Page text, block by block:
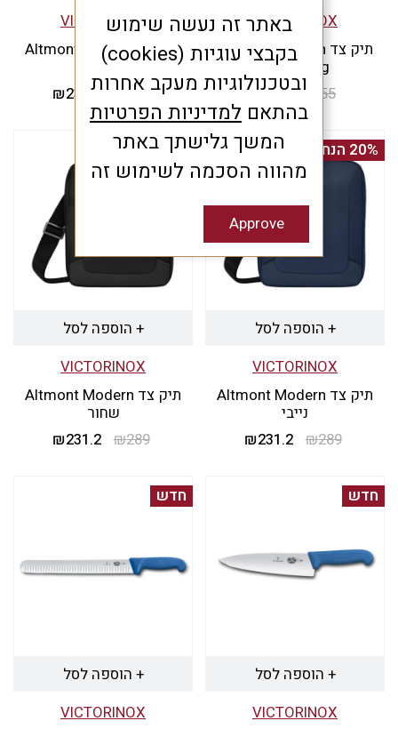
VICTORINOX
תיק צד Altmont Modern
Sling שחור
₪
355
המחיר
המקורי
היה:
₪355.
₪284
המחיר
הנוכחי
הוא:
₪284.
VICTORINOX
תיק צד Altmont Modern
אבן
₪ 289
המחיר
המקורי
₪289.
₪231.2
20% הנחה
+ הוספה לסל
VICTORINOX
תיק צד Altmont Modern
נייבי
₪289
המחיר₪231.2
₪231.2.
20% הנחה
+ הוספה לסל
VICTORINOX
תיק צד Altmont Modern
שחור
₪289
המחיר₪231.2
חדש
+ הוספה לסל
VICTORINOX
חדש
+ הוספה לסל
VICTORINOX
באתר זה נעשה שימוש
בקבצי עוגיות (cookies)
ובטכנולוגיות מעקב אחרות
בהתאם למדיניות הפרטיות
המשך גלישתך באתר
מהווה הסכמה לשימוש זה
Approve